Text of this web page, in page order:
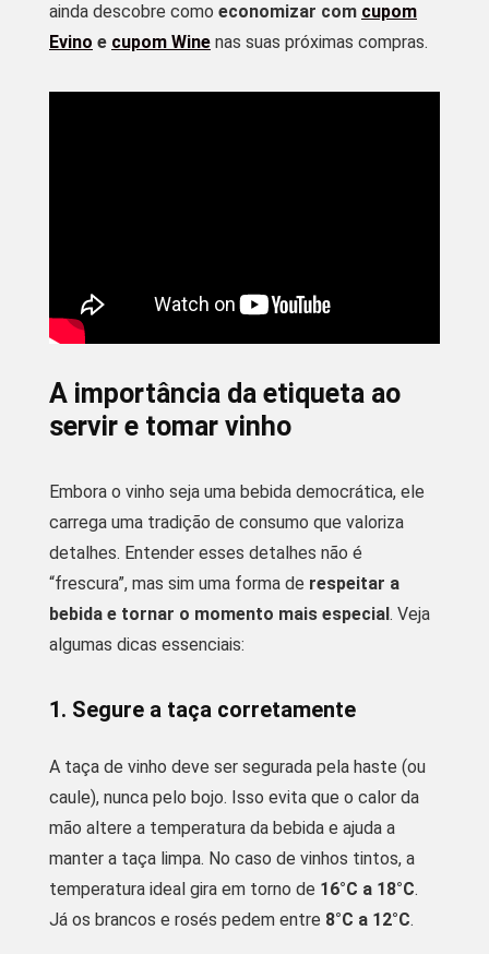
ainda descobre como economizar com cupom
Evino e cupom Wine nas suas próximas compras.
A importância da etiqueta ao
servir e tomar vinho
Embora o vinho seja uma bebida democrática, ele
carrega uma tradição de consumo que valoriza
detalhes. Entender esses detalhes não é
“frescura”, mas sim uma forma de respeitar a
bebida e tornar o momento mais especial . Veja
algumas dicas essenciais:
1. Segure a taça corretamente
A taça de vinho deve ser segurada pela haste (ou
caule), nunca pelo bojo. Isso evita que o calor da
mão altere a temperatura da bebida e ajuda a
manter a taça limpa. No caso de vinhos tintos, a
temperatura ideal gira em torno de 16°C a 18°C.
Já os brancos e rosés pedem entre 8°C a 12°C.